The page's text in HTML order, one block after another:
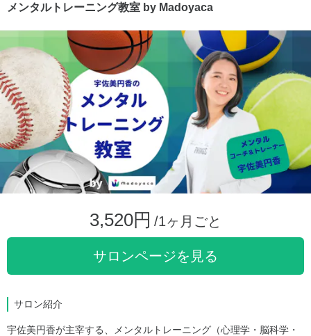
メンタルトレーニング教室 by Madoyaca
3,520円 /1ヶ月ごと
サロンページを見る
サロン紹介
宇佐美円香が主宰する、メンタルトレーニング（心理学・脳科学・